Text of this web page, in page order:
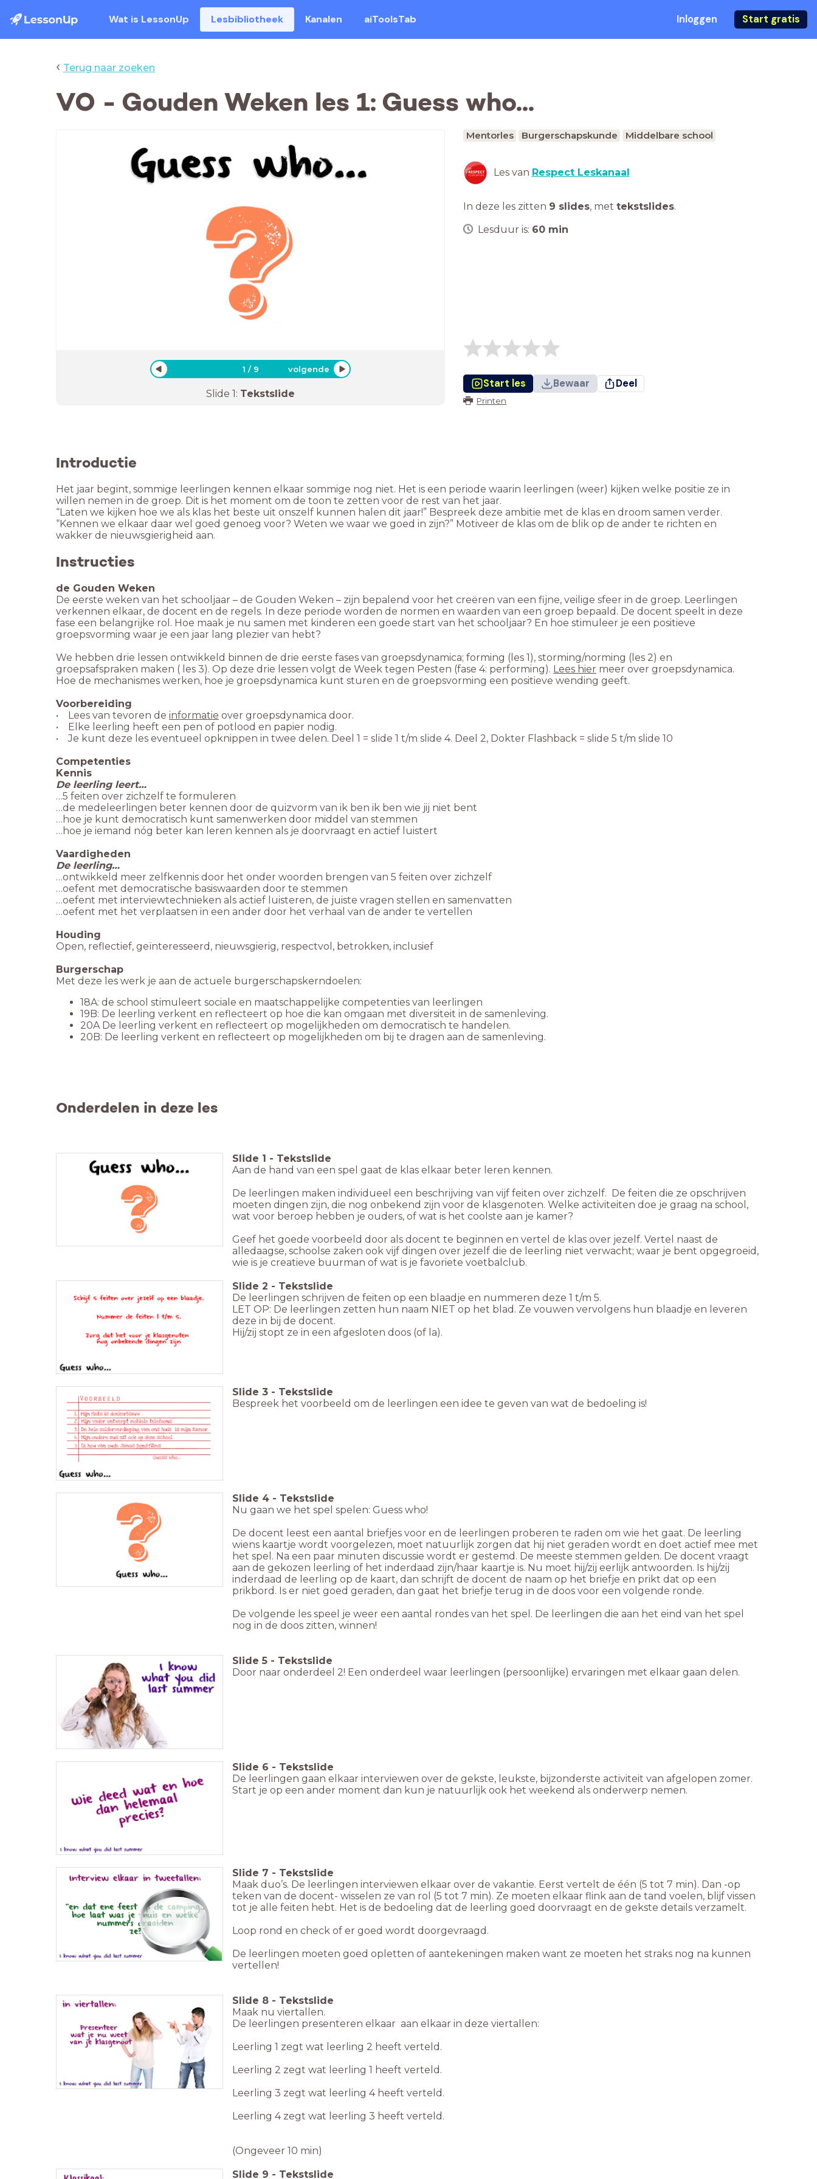
Wat is LessonUp Lesbibliotheek Kanalen aiToolsTab Inloggen Start gratis
‹ Terug naar zoeken
VO - Gouden Weken les 1: Guess who...
1 / 9 volgende
Slide 1: Tekstslide
Mentorles Burgerschapskunde Middelbare school
Les van Respect Leskanaal
In deze les zitten 9 slides, met tekstslides.
Lesduur is: 60 min
Start les Bewaar Deel
Printen
Introductie
Het jaar begint, sommige leerlingen kennen elkaar sommige nog niet. Het is een periode waarin leerlingen (weer) kijken welke positie ze in
willen nemen in de groep. Dit is het moment om de toon te zetten voor de rest van het jaar.
“Laten we kijken hoe we als klas het beste uit onszelf kunnen halen dit jaar!” Bespreek deze ambitie met de klas en droom samen verder.
“Kennen we elkaar daar wel goed genoeg voor? Weten we waar we goed in zijn?” Motiveer de klas om de blik op de ander te richten en
Instructies
de Gouden Weken
De eerste weken van het schooljaar – de Gouden Weken – zijn bepalend voor het creëren van een fijne, veilige sfeer in de groep. Leerlingen
verkennen elkaar, de docent en de regels. In deze periode worden de normen en waarden van een groep bepaald. De docent speelt in deze
fase een belangrijke rol. Hoe maak je nu samen met kinderen een goede start van het schooljaar? En hoe stimuleer je een positieve
groepsvorming waar je een jaar lang plezier van hebt?
We hebben drie lessen ontwikkeld binnen de drie eerste fases van groepsdynamica; forming (les 1), storming/norming (les 2) en
groepsafspraken maken ( les 3). Op deze drie lessen volgt de Week tegen Pesten (fase 4: performing). Lees hier meer over groepsdynamica.
Hoe de mechanismes werken, hoe je groepsdynamica kunt sturen en de groepsvorming een positieve wending geeft.
Voorbereiding
• Lees van tevoren de informatie over groepsdynamica door.
• Elke leerling heeft een pen of potlood en papier nodig.
• Je kunt deze les eventueel opknippen in twee delen. Deel 1 = slide 1 t/m slide 4. Deel 2, Dokter Flashback = slide 5 t/m slide 10
Competenties
Kennis
De leerling leert…
…5 feiten over zichzelf te formuleren
…de medeleerlingen beter kennen door de quizvorm van ik ben ik ben wie jij niet bent
…hoe je kunt democratisch kunt samenwerken door middel van stemmen
…hoe je iemand nóg beter kan leren kennen als je doorvraagt en actief luistert
Vaardigheden
De leerling…
…ontwikkeld meer zelfkennis door het onder woorden brengen van 5 feiten over zichzelf
…oefent met democratische basiswaarden door te stemmen
…oefent met interviewtechnieken als actief luisteren, de juiste vragen stellen en samenvatten
…oefent met het verplaatsen in een ander door het verhaal van de ander te vertellen
Houding
Open, reflectief, geïnteresseerd, nieuwsgierig, respectvol, betrokken, inclusief
Burgerschap
Met deze les werk je aan de actuele burgerschapskerndoelen:
18A: de school stimuleert sociale en maatschappelijke competenties van leerlingen
19B: De leerling verkent en reflecteert op hoe die kan omgaan met diversiteit in de samenleving.
20A De leerling verkent en reflecteert op mogelijkheden om democratisch te handelen.
20B: De leerling verkent en reflecteert op mogelijkheden om bij te dragen aan de samenleving.
Onderdelen in deze les
Slide 1 - Tekstslide
Aan de hand van een spel gaat de klas elkaar beter leren kennen.
De leerlingen maken individueel een beschrijving van vijf feiten over zichzelf. De feiten die ze opschrijven
moeten dingen zijn, die nog onbekend zijn voor de klasgenoten. Welke activiteiten doe je graag na school,
wat voor beroep hebben je ouders, of wat is het coolste aan je kamer?
Geef het goede voorbeeld door als docent te beginnen en vertel de klas over jezelf. Vertel naast de
alledaagse, schoolse zaken ook vijf dingen over jezelf die de leerling niet verwacht; waar je bent opgegroeid,
wie is je creatieve buurman of wat is je favoriete voetbalclub.
Slide 2 - Tekstslide
De leerlingen schrijven de feiten op een blaadje en nummeren deze 1 t/m 5.
LET OP: De leerlingen zetten hun naam NIET op het blad. Ze vouwen vervolgens hun blaadje en leveren
deze in bij de docent.
Hij/zij stopt ze in een afgesloten doos (of la).
Slide 3 - Tekstslide
Bespreek het voorbeeld om de leerlingen een idee te geven van wat de bedoeling is!
Slide 4 - Tekstslide
Nu gaan we het spel spelen: Guess who!
De docent leest een aantal briefjes voor en de leerlingen proberen te raden om wie het gaat. De leerling
wiens kaartje wordt voorgelezen, moet natuurlijk zorgen dat hij niet geraden wordt en doet actief mee met
het spel. Na een paar minuten discussie wordt er gestemd. De meeste stemmen gelden. De docent vraagt
aan de gekozen leerling of het inderdaad zijn/haar kaartje is. Nu moet hij/zij eerlijk antwoorden. Is hij/zij
inderdaad de leerling op de kaart, dan schrijft de docent de naam op het briefje en prikt dat op een
prikbord. Is er niet goed geraden, dan gaat het briefje terug in de doos voor een volgende ronde.
De volgende les speel je weer een aantal rondes van het spel. De leerlingen die aan het eind van het spel
nog in de doos zitten, winnen!
Slide 5 - Tekstslide
Door naar onderdeel 2! Een onderdeel waar leerlingen (persoonlijke) ervaringen met elkaar gaan delen.
Slide 6 - Tekstslide
De leerlingen gaan elkaar interviewen over de gekste, leukste, bijzonderste activiteit van afgelopen zomer.
Start je op een ander moment dan kun je natuurlijk ook het weekend als onderwerp nemen.
Slide 7 - Tekstslide
Maak duo’s. De leerlingen interviewen elkaar over de vakantie. Eerst vertelt de één (5 tot 7 min). Dan -op
teken van de docent- wisselen ze van rol (5 tot 7 min). Ze moeten elkaar flink aan de tand voelen, blijf vissen
tot je alle feiten hebt. Het is de bedoeling dat de leerling goed doorvraagt en de gekste details verzamelt.
Loop rond en check of er goed wordt doorgevraagd.
De leerlingen moeten goed opletten of aantekeningen maken want ze moeten het straks nog na kunnen
vertellen!
Slide 8 - Tekstslide
Maak nu viertallen.
De leerlingen presenteren elkaar aan elkaar in deze viertallen:
Leerling 1 zegt wat leerling 2 heeft verteld.
Leerling 2 zegt wat leerling 1 heeft verteld.
Leerling 3 zegt wat leerling 4 heeft verteld.
Leerling 4 zegt wat leerling 3 heeft verteld.
(Ongeveer 10 min)
Slide 9 - Tekstslide